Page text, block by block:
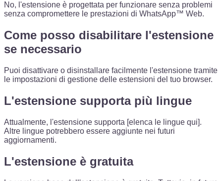
No, l'estensione è progettata per funzionare senza problemi
senza compromettere le prestazioni di WhatsApp™ Web.
Come posso disabilitare l'estensione
se necessario
Puoi disattivare o disinstallare facilmente l'estensione tramite
le impostazioni di gestione delle estensioni del tuo browser.
L'estensione supporta più lingue
Attualmente, l'estensione supporta [elenca le lingue qui].
Altre lingue potrebbero essere aggiunte nei futuri
aggiornamenti.
L'estensione è gratuita